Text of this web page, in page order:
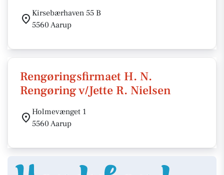
Kirsebærhaven 55 B
5560 Aarup
Rengøringsfirmaet H. N.
Rengøring v/Jette R. Nielsen
Holmevænget 1
5560 Aarup